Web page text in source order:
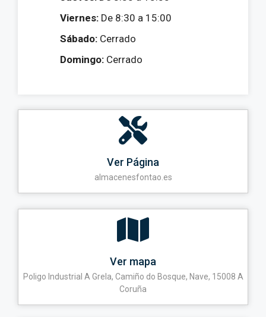
Viernes: De 8:30 a 15:00
Sábado: Cerrado
Domingo: Cerrado
Ver Página
almacenesfontao.es
Ver mapa
Poligo Industrial A Grela, Camiño do Bosque, Nave, 15008 A
Coruña